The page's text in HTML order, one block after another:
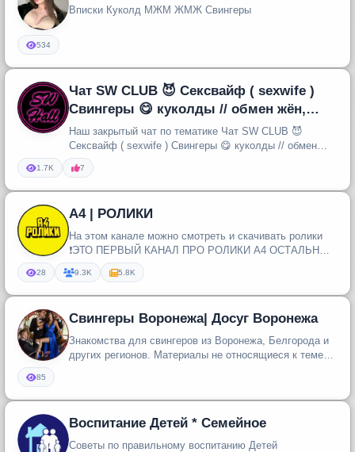
Вписки Куколд МЖМ ЖМЖ Свингеры
534
Чат SW CLUB 😈 Сексвайф ( sexwife )
Свингеры 😋 куколды // обмен жëн,
фото жён // любой интим к нам
Наш закрытый чат по тематике Чат SW CLUB 😈
Сексвайф ( sexwife ) Свингеры 😋 куколды // обмен
1.7K 7
А4 | РОЛИКИ
На этом канале можно смотреть и скачивать ролики
❗️ЭТО ПЕРВЫЙ КАНАЛ ПРО РОЛИКИ А4 ОСТАЛЬНЫЕ
ФЕЙК❗️
28 9.3K 5.8K
Свингеры Воронежа| Досуг Воронежа
Знакомства для свингеров из Воронежа, Белгорода и
других регионов. Материалы не относящиеся к теме
85
Воспитание Детей * Семейное
Советы по правильному воспитанию Детей